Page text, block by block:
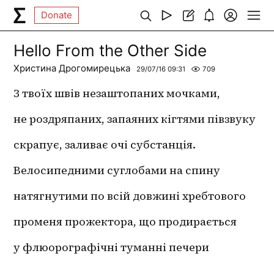
Donate
Hello From the Other Side
Христина Дрогомирецька 29/07/16 09:31 709
З твоїх швів незаштопаних мочками,
не роздряпаних, запаяних кігтями півзвуку
скрапує, заливає очі субстанція.
Велосипедними суглобами на спину
натягнутими по всій довжині хребтового
променя прожектора, що продирається
у флюорографічні туманні печери